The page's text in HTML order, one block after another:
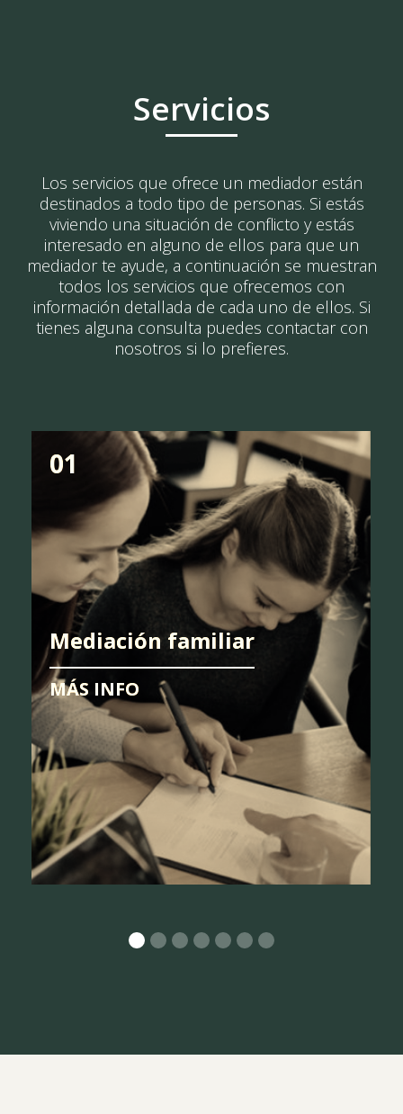
Servicios
Los servicios que ofrece un mediador están
destinados a todo tipo de personas. Si estás
viviendo una situación de conflicto y estás
interesado en alguno de ellos para que un
mediador te ayude, a continuación se muestran
todos los servicios que ofrecemos con
información detallada de cada uno de ellos. Si
tienes alguna consulta puedes contactar con
nosotros si lo prefieres.
01
Mediación familiar
MÁS INFO